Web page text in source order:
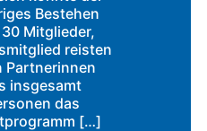
Bestehen
Mitglieder,
reisten
Partnerinnen
insgesamt
das
[…]